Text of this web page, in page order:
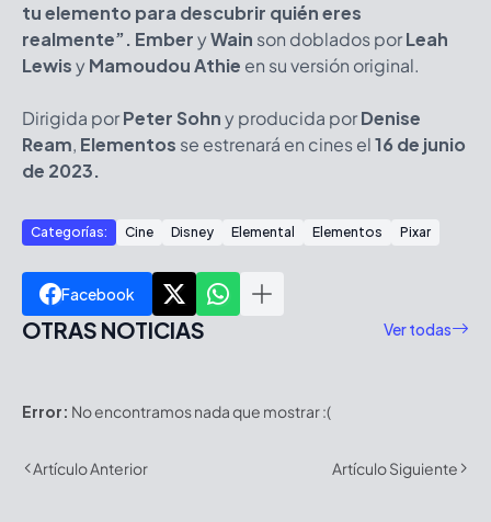
tu elemento para descubrir quién eres
realmente”. EmberyWain son doblados porLeah
LewisyMamoudou Athie en su versión original.
Dirigida porPeter Sohny producida porDenise
Ream, Elementos se estrenará en cines el16 de junio
de 2023.
Categorías: Cine Disney Elemental Elementos Pixar
Facebook
OTRAS NOTICIAS Ver todas
Error: No encontramos nada que mostrar :(
Artículo Anterior Artículo Siguiente